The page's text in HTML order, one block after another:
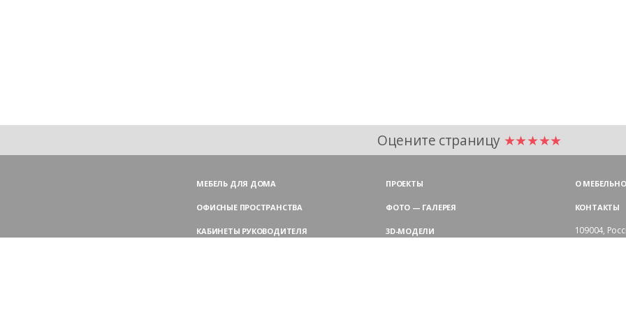
Оцените страницу ★★★★★
МЕБЕЛЬ ДЛЯ ДОМА
ОФИСНЫЕ ПРОСТРАНСТВА
КАБИНЕТЫ РУКОВОДИТЕЛЯ
ПРОЕКТЫ
ФОТО — ГАЛЕРЕЯ
3D-МОДЕЛИ
О
КОНТАКТЫ
109004,